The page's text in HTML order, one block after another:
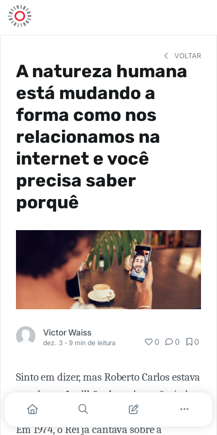
VOLTAR
A natureza humana
está mudando a
forma como nos
relacionamos na
internet e você
precisa saber
porquê
Victor Waiss
dez. 3 - 9 min de leitura 0 0 0
Sinto em dizer, mas Roberto Carlos estava
errado: ter1 milhão de amigosnão é algo
que funcione para nenhum ser humano.
Em 1974, o Rei já cantava sobre a